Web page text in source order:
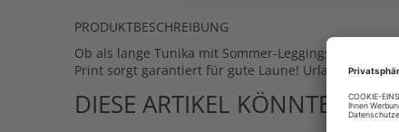
PRODUKTBESCHREIBUNG
Ob als lange Tunika mit Sommer-Leggings oder
Print sorgt garantiert für gute Laune! Urlaubs-Feeling
DIESE ARTIKEL KÖNNTEN